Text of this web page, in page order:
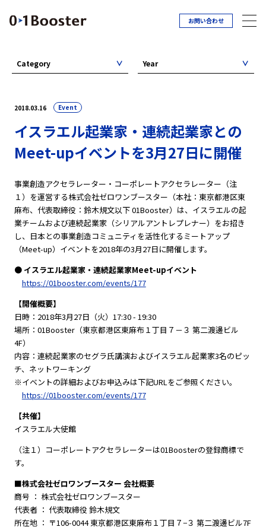
お問い合わせ
2018.03.16 Event
イスラエル起業家・連続起業家との
Meet-upイベントを3月27日に開催
事業創造アクセラレーター・コーポレートアクセラレーター（注
１）を運営する株式会社ゼロワンブースター（本社：東京都港区東
⿇布、代表取締役：鈴木規⽂以下 01Booster）は、イスラエルの起
業チームおよび連続起業家（シリアルアントレプレナー）をお招き
し、日本との事業創造コミュニティを活性化するミートアップ
（Meet-up）イベントを2018年の3月27日に開催します。
● イスラエル起業家・連続起業家Meet-upイベント
https://01booster.com/events/177
【開催概要】
日時：2018年3月27日（火）17:30 - 19:30
場所：01Booster（東京都港区東麻布１丁目７－３ 第二渡邊ビル
4F）
内容：連続起業家のセグラ氏講演およびイスラエル起業家3名のピッ
チ、ネットワーキング
※イベントの詳細およびお申込みは下記URLをご参照ください。
https://01booster.com/events/177
【共催】
イスラエル大使館
（注１）コーポレートアクセラレーターは01Boosterの登録商標で
す。
■株式会社ゼロワンブースター 会社概要
商号 ： 株式会社ゼロワンブースター
代表者 ： 代表取締役 鈴木規文
所在地 ： 〒106-0044 東京都港区東麻布１丁目７−３ 第二渡邊ビル7F
Category Year